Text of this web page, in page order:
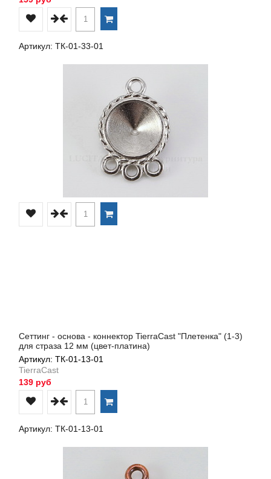
Артикул: ТК-01-33-01
Сеттинг - основа - коннектор TierraCast "Плетенка" (1-3)
для страза 12 мм (цвет-платина)
Артикул: ТК-01-13-01
TierraCast
139 руб
Артикул: ТК-01-13-01